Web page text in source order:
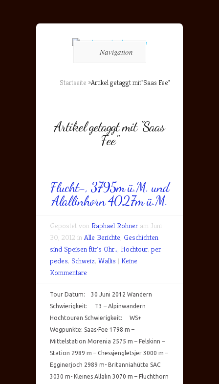
Navigation
Startseite »Artikel getaggt mit"Saas Fee"
Artikel getaggt mit "Saas
Fee"
Flucht-, 3795m ü.M. und
Alallinhorn 4027m ü.M.
Gepostet von Raphael Rohner am Juni
30, 2012 in Alle Berichte, Geschichten
sind Speisen für's Ohr.., Hochtour, per
pedes, Schweiz, Wallis | Keine
Kommentare
Tour Datum: 30 Juni 2012 Wandern
Schwierigkeit: T3 – Alpinwandern
Hochtouren Schwierigkeit: WS+
Wegpunkte: Saas-Fee 1798 m –
Mittelstation Morenia 2575 m – Felskinn –
Station 2989 m – Chessjengletsjer 3000 m –
Egginerjoch 2989 m- Britanniahütte SAC
3030 m- Kleines Allalin 3070 m – Fluchthorn